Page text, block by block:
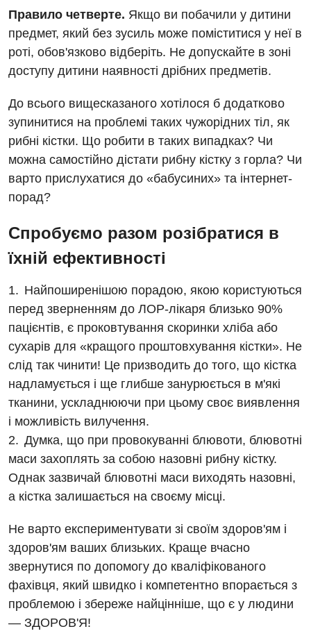
Правило четверте. Якщо ви побачили у дитини
предмет, який без зусиль може поміститися у неї в
роті, обов'язково відберіть. Не допускайте в зоні
доступу дитини наявності дрібних предметів.
До всього вищесказаного хотілося б додатково
зупинитися на проблемі таких чужорідних тіл, як
рибні кістки. Що робити в таких випадках? Чи
можна самостійно дістати рибну кістку з горла? Чи
варто прислухатися до «бабусиних» та інтернет-
порад?
Спробуємо разом розібратися в
їхній ефективності
Найпоширенішою порадою, якою користуються
перед зверненням до ЛОР-лікаря близько 90%
пацієнтів, є проковтування скоринки хліба або
сухарів для «кращого проштовхування кістки». Не
слід так чинити! Це призводить до того, що кістка
надламується і ще глибше занурюється в м'які
тканини, ускладнюючи при цьому своє виявлення
і можливість вилучення.
Думка, що при провокуванні блювоти, блювотні
маси захоплять за собою назовні рибну кістку.
Однак зазвичай блювотні маси виходять назовні,
а кістка залишається на своєму місці.
Не варто експериментувати зі своїм здоров'ям і
здоров'ям ваших близьких. Краще вчасно
звернутися по допомогу до кваліфікованого
фахівця, який швидко і компетентно впорається з
проблемою і збереже найцінніше, що є у людини
— ЗДОРОВ'Я!